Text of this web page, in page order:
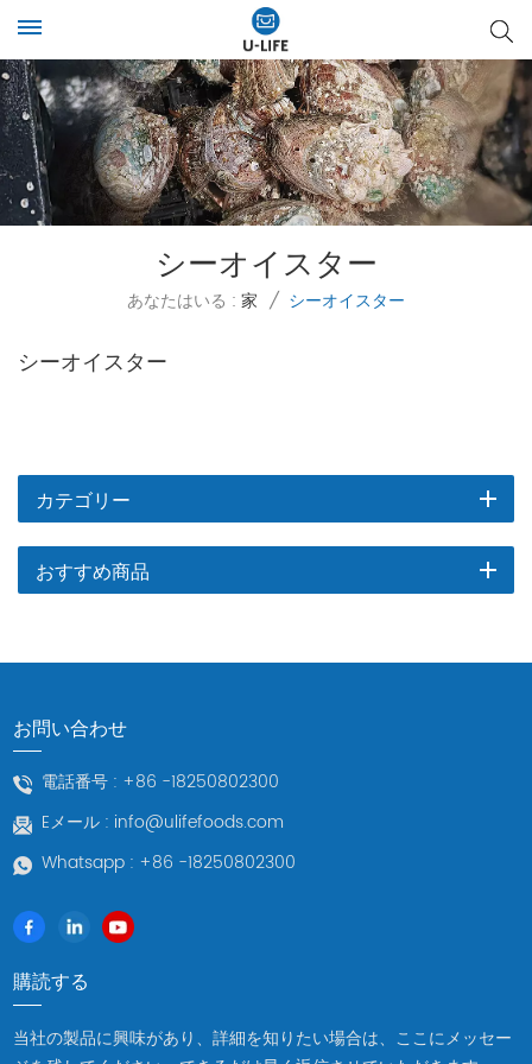
シーオイスター
あなたはいる : 家 / シーオイスター
シーオイスター
カテゴリー
おすすめ商品
お問い合わせ
電話番号 : +86 -18250802300
Eメール : info@ulifefoods.com
Whatsapp : +86 -18250802300
購読する
当社の製品に興味があり、詳細を知りたい場合は、ここにメッセー